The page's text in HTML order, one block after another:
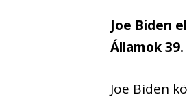
Joe Biden
Államok
Joe Biden